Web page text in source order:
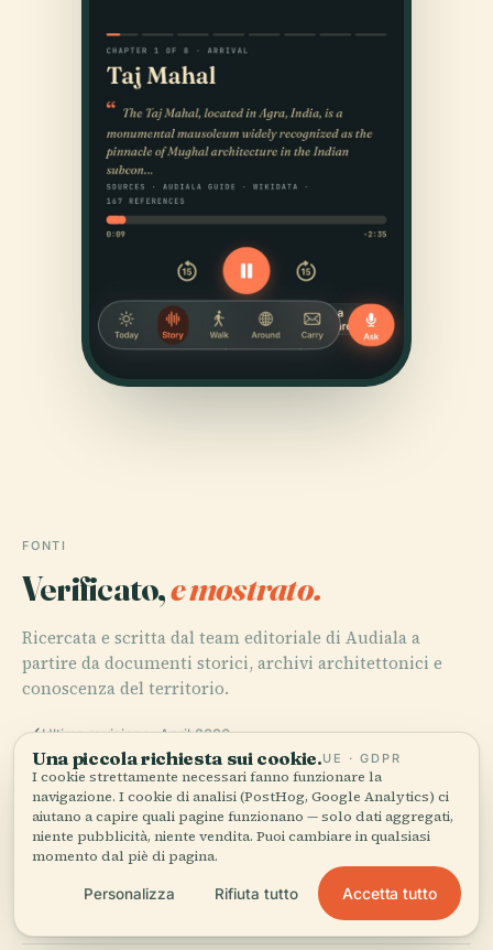
FONTI
Verificato,e mostrato.
Ricercata e scritta dal team editoriale di Audiala a
partire da documenti storici, archivi architettonici e
conoscenza del territorio.
Ultima revisione: April 2026
Wikipedia: Hrazdan (river), 2024, )
Armenian Explorer: Tsovinar, 2024,
Una piccola richiesta sui cookie.UE · GDPR
I cookie strettamente necessari fanno funzionare la
navigazione. I cookie di analisi (PostHog, Google Analytics) ci
aiutano a capire quali pagine funzionano — solo dati aggregati,
niente pubblicità, niente vendita. Puoi cambiare in qualsiasi
momento dal piè di pagina.
Personalizza Rifiuta tutto Accetta tutto